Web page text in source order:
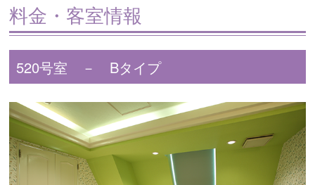
料金・客室情報
520号室 － Bタイプ